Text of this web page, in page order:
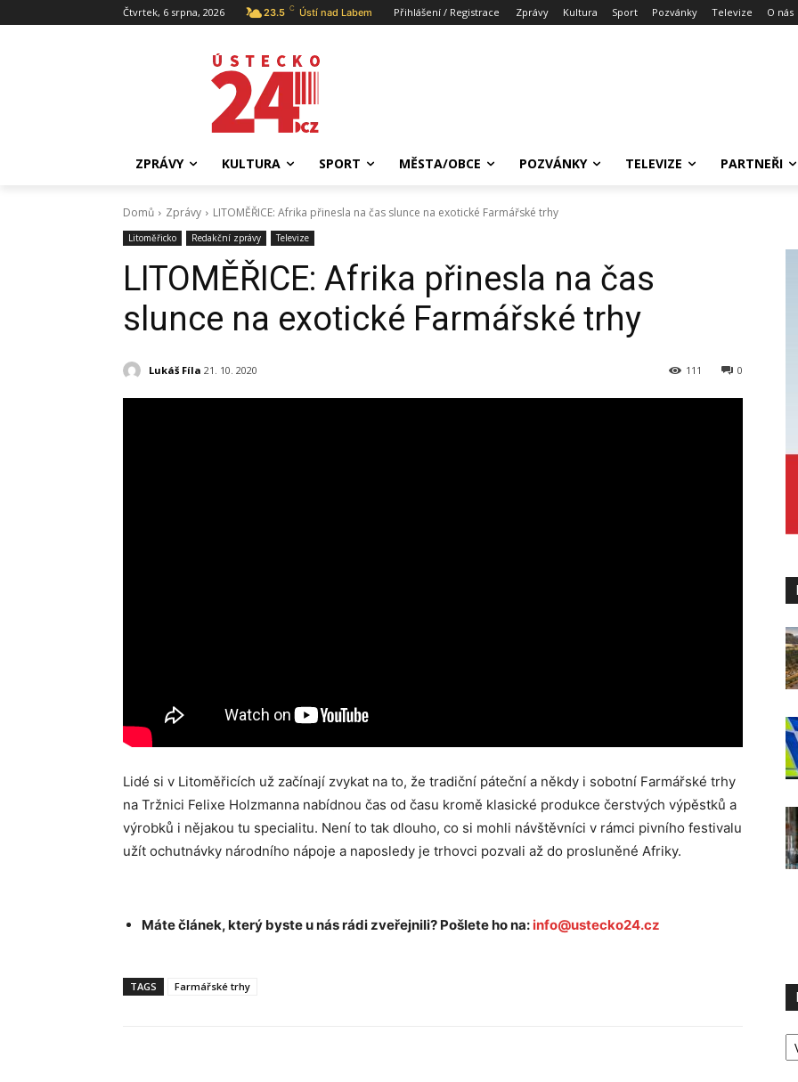
Čtvrtek, 6 srpna, 2026 23.5 C Ústí nad Labem Přihlášení / Registrace Zprávy Kultura Sport Pozvánky Televize O nás
ZPRÁVY KULTURA SPORT MĚSTA/OBCE POZVÁNKY TELEVIZE PARTNEŘI
Domů Zprávy LITOMĚŘICE: Afrika přinesla na čas slunce na exotické Farmářské trhy
Litoměřicko Redakční zprávy Televize
LITOMĚŘICE: Afrika přinesla na čas
slunce na exotické Farmářské trhy
Lukáš Fíla 21. 10. 2020 0
111
Lidé si v Litoměřicích už začínají zvykat na to, že tradiční páteční a někdy i sobotní Farmářské trhy
na Tržnici Felixe Holzmanna nabídnou čas od času kromě klasické produkce čerstvých výpěstků a
výrobků i nějakou tu specialitu. Není to tak dlouho, co si mohli návštěvníci v rámci pivního festivalu
užít ochutnávky národního nápoje a naposledy je trhovci pozvali až do prosluněné Afriky.
Máte článek, který byste u nás rádi zveřejnili? Pošlete ho na: info@ustecko24.cz
TAGS Farmářské trhy